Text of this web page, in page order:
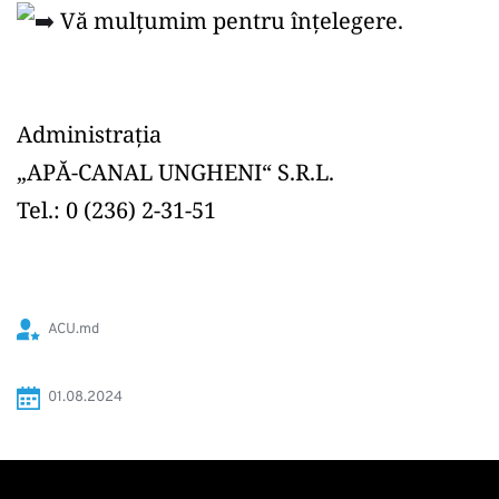
Vă mulțumim pentru înțelegere.
Administrația
„APĂ-CANAL UNGHENI“ S.R.L.
Tel.: 0 (236) 2-31-51
ACU.md
01.08.2024